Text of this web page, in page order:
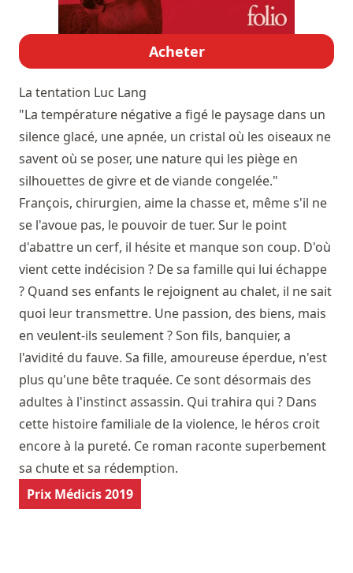
Acheter
La tentation Luc Lang
"La température négative a figé le paysage dans un
silence glacé, une apnée, un cristal où les oiseaux ne
savent où se poser, une nature qui les piège en
silhouettes de givre et de viande congelée."
François, chirurgien, aime la chasse et, même s'il ne
se l'avoue pas, le pouvoir de tuer. Sur le point
d'abattre un cerf, il hésite et manque son coup. D'où
vient cette indécision ? De sa famille qui lui échappe
? Quand ses enfants le rejoignent au chalet, il ne sait
quoi leur transmettre. Une passion, des biens, mais
en veulent-ils seulement ? Son fils, banquier, a
l'avidité du fauve. Sa fille, amoureuse éperdue, n'est
plus qu'une bête traquée. Ce sont désormais des
adultes à l'instinct assassin. Qui trahira qui ? Dans
cette histoire familiale de la violence, le héros croit
encore à la pureté. Ce roman raconte superbement
sa chute et sa rédemption.
Prix Médicis 2019